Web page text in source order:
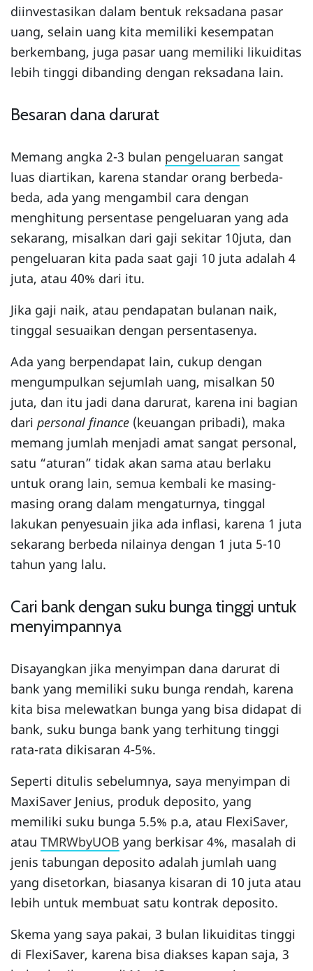
diinvestasikan dalam bentuk reksadana pasar
uang, selain uang kita memiliki kesempatan
berkembang, juga pasar uang memiliki likuiditas
lebih tinggi dibanding dengan reksadana lain.
Besaran dana darurat
Memang angka 2-3 bulan pengeluaran sangat
luas diartikan, karena standar orang berbeda-
beda, ada yang mengambil cara dengan
menghitung persentase pengeluaran yang ada
sekarang, misalkan dari gaji sekitar 10juta, dan
pengeluaran kita pada saat gaji 10 juta adalah 4
juta, atau 40% dari itu.
Jika gaji naik, atau pendapatan bulanan naik,
tinggal sesuaikan dengan persentasenya.
Ada yang berpendapat lain, cukup dengan
mengumpulkan sejumlah uang, misalkan 50
juta, dan itu jadi dana darurat, karena ini bagian
dari personal finance (keuangan pribadi), maka
memang jumlah menjadi amat sangat personal,
satu “aturan” tidak akan sama atau berlaku
untuk orang lain, semua kembali ke masing-
masing orang dalam mengaturnya, tinggal
lakukan penyesuain jika ada inflasi, karena 1 juta
sekarang berbeda nilainya dengan 1 juta 5-10
tahun yang lalu.
Cari bank dengan suku bunga tinggi untuk
menyimpannya
Disayangkan jika menyimpan dana darurat di
bank yang memiliki suku bunga rendah, karena
kita bisa melewatkan bunga yang bisa didapat di
bank, suku bunga bank yang terhitung tinggi
rata-rata dikisaran 4-5%.
Seperti ditulis sebelumnya, saya menyimpan di
MaxiSaver Jenius, produk deposito, yang
memiliki suku bunga 5.5% p.a, atau FlexiSaver,
atau TMRWbyUOB yang berkisar 4%, masalah di
jenis tabungan deposito adalah jumlah uang
yang disetorkan, biasanya kisaran di 10 juta atau
lebih untuk membuat satu kontrak deposito.
Skema yang saya pakai, 3 bulan likuiditas tinggi
di FlexiSaver, karena bisa diakses kapan saja, 3